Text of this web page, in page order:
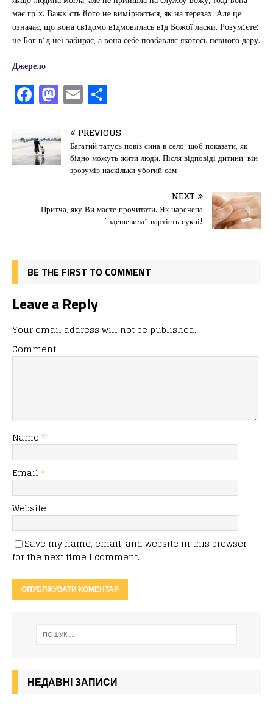
має грiх. Важкiсть його не вимiрюється, як на терезах. Але це
означає, що вона свiдомо вiдмовилась вiд Божої ласки. Розумiєте:
не Бог вiд неї забирає, а вона себе позбавляє якогось певного дару.
Джерело
F
a
c
e
b
o
M
a
st
o
d
n
E
m
ai
l
іл
и
т
я
PREVIOUS
Багатий татусь повіз сина в село, щоб показати, як
бідно можуть жити люди. Після відповіді дитини, він
зрозумів наскільки убогий сам
NEXT
Притча, яку Ви маєте прочитати. Як наречена
“здешевила” вартість сукні!
BE THE FIRST TO COMMENT
Leave a Reply
Your email address will not be published.
Comment
Name *
Email *
Website
Save my name, email, and website in this browser
for the next time I comment.
НЕДАВНІ ЗАПИСИ